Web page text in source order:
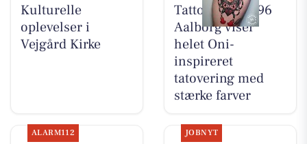
Kulturelle
oplevelser i
Vejgård Kirke
Tattoo Studio 96
Aalborg viser
helet Oni-
inspireret
tatovering med
stærke farver
ALARM112 JOBNYT